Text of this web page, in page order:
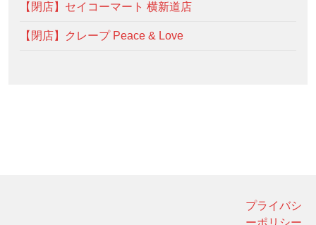
【閉店】セイコーマート 横新道店
【閉店】クレープ Peace & Love
プライバシ